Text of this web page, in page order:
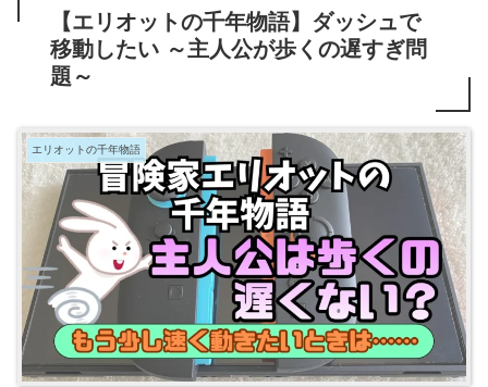
【エリオットの千年物語】ダッシュで
移動したい ～主人公が歩くの遅すぎ問
題～
エリオットの千年物語